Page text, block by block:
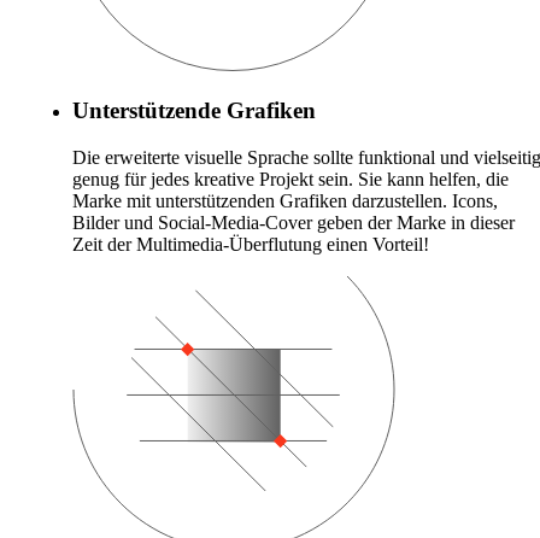
Unterstützende Grafiken
Die erweiterte visuelle Sprache sollte funktional und vielseitig
genug für jedes kreative Projekt sein. Sie kann helfen, die
Marke mit unterstützenden Grafiken darzustellen. Icons,
Bilder und Social-Media-Cover geben der Marke in dieser
Zeit der Multimedia-Überflutung einen Vorteil!